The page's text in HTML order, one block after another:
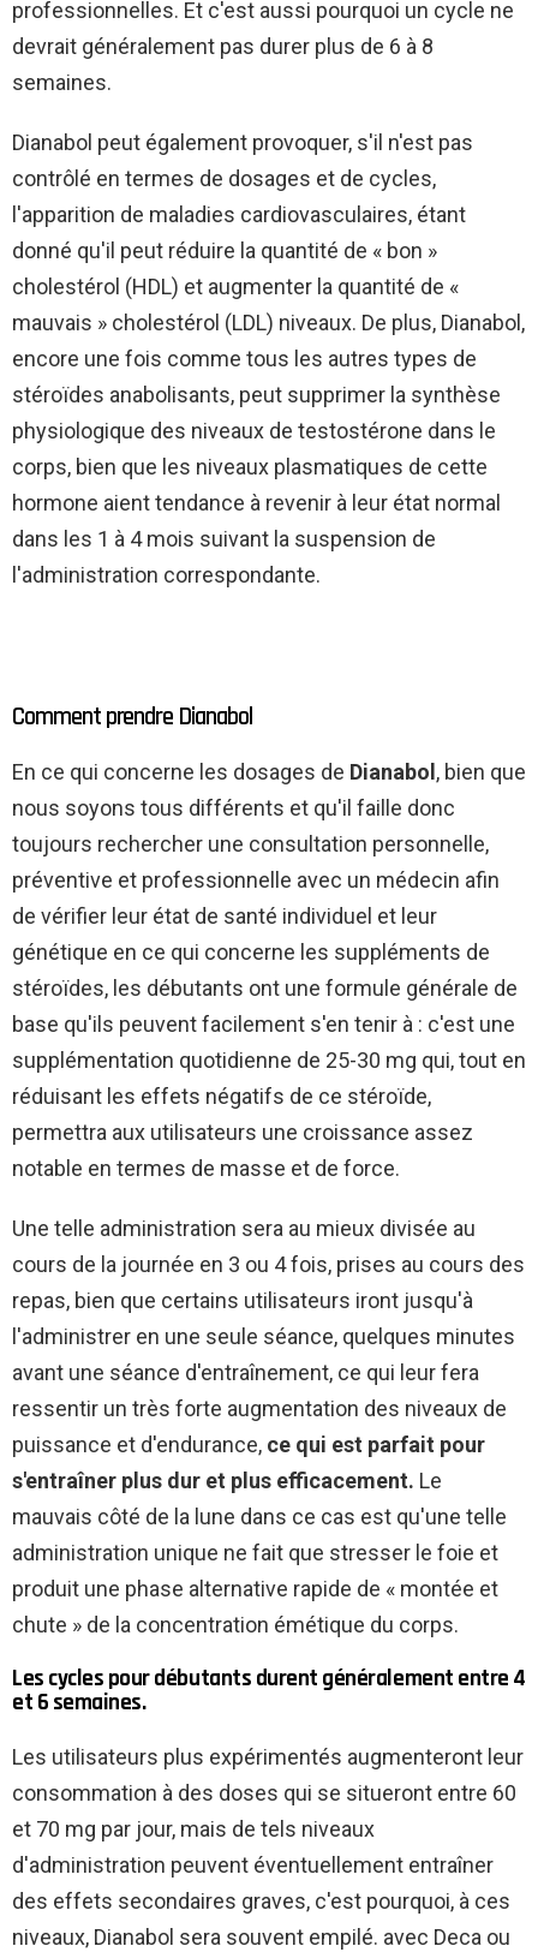
professionnelles. Et c'est aussi pourquoi un cycle ne
devrait généralement pas durer plus de 6 à 8
semaines.
Dianabol peut également provoquer, s'il n'est pas
contrôlé en termes de dosages et de cycles,
l'apparition de maladies cardiovasculaires, étant
donné qu'il peut réduire la quantité de « bon »
cholestérol (HDL) et augmenter la quantité de «
mauvais » cholestérol (LDL) niveaux. De plus, Dianabol,
encore une fois comme tous les autres types de
stéroïdes anabolisants, peut supprimer la synthèse
physiologique des niveaux de testostérone dans le
corps, bien que les niveaux plasmatiques de cette
hormone aient tendance à revenir à leur état normal
dans les 1 à 4 mois suivant la suspension de
l'administration correspondante.
Comment prendre Dianabol
En ce qui concerne les dosages de Dianabol , bien que
nous soyons tous différents et qu'il faille donc
toujours rechercher une consultation personnelle,
préventive et professionnelle avec un médecin afin
de vérifier leur état de santé individuel et leur
génétique en ce qui concerne les suppléments de
stéroïdes, les débutants ont une formule générale de
base qu'ils peuvent facilement s'en tenir à : c'est une
supplémentation quotidienne de 25-30 mg qui, tout en
réduisant les effets négatifs de ce stéroïde,
permettra aux utilisateurs une croissance assez
notable en termes de masse et de force.
Une telle administration sera au mieux divisée au
cours de la journée en 3 ou 4 fois, prises au cours des
repas, bien que certains utilisateurs iront jusqu'à
l'administrer en une seule séance, quelques minutes
avant une séance d'entraînement, ce qui leur fera
ressentir un très forte augmentation des niveaux de
puissance et d'endurance, ce qui est parfait pour
s'entraîner plus dur et plus efficacement. Le
mauvais côté de la lune dans ce cas est qu'une telle
administration unique ne fait que stresser le foie et
produit une phase alternative rapide de « montée et
chute » de la concentration émétique du corps.
Les cycles pour débutants durent généralement entre 4
et 6 semaines.
Les utilisateurs plus expérimentés augmenteront leur
consommation à des doses qui se situeront entre 60
et 70 mg par jour, mais de tels niveaux
d'administration peuvent éventuellement entraîner
des effets secondaires graves, c'est pourquoi, à ces
niveaux, Dianabol sera souvent empilé. avec Deca ou